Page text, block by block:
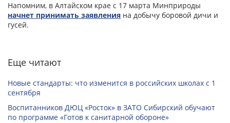
Напомним, в Алтайском крае с 17 марта Минприроды
начнет принимать заявления на добычу боровой дичи и
гусей.
Еще читают
Новые стандарты: что изменится в российских школах с 1
сентября
Воспитанников ДЮЦ «Росток» в ЗАТО Сибирский обучают
по программе «Готов к санитарной обороне»